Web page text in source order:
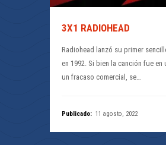
3X1 RADIOHEAD
Radiohead lanzó su primer
en 1992. Si bien la canción fue en
un fracaso comercial, se…
Publicado: 11 agosto, 2022